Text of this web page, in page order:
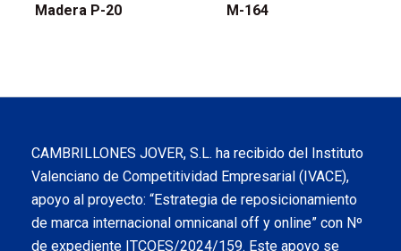
Madera P-20 M-164
CAMBRILLONES JOVER, S.L. ha recibido del Instituto
Valenciano de Competitividad Empresarial (IVACE),
apoyo al proyecto: “Estrategia de reposicionamiento
de marca internacional omnicanal off y online” con Nº
de expediente ITCOES/2024/159. Este apoyo se